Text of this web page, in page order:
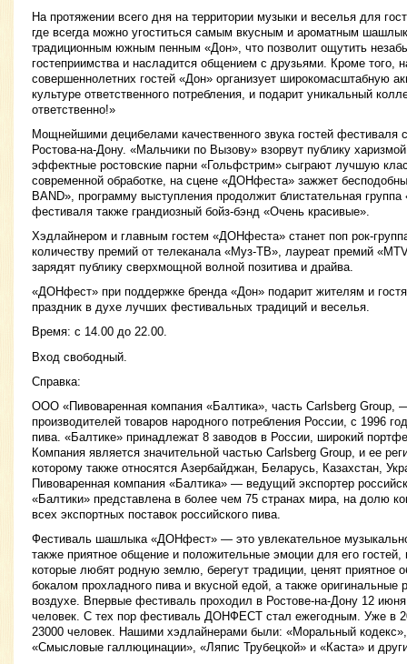
На протяжении всего дня на территории музыки и веселья для
где всегда можно угоститься самым вкусным и ароматным
традиционным южным пенным «Дон», что позволит ощутить
гостеприимства и насладится общением с друзьями. Кроме того,
совершеннолетних гостей «Дон» организует широкомасштабную
культуре ответственного потребления, и подарит уникальный
ответственно!»
Мощнейшими децибелами качественного звука гостей фестиваля
Ростова-на-Дону. «Мальчики по Вызову» взорвут публику
эффектные ростовские парни «Гольфстрим» сыграют лучшую
современной обработке, на сцене «ДОНфеста» зажжет
BAND», программу выступления продолжит блистательная
фестиваля также грандиозный бойз-бэнд «Очень красивые».
Хэдлайнером и главным гостем «ДОНфеста» станет поп рок-
количеству премий от телеканала «Муз-ТВ», лауреат премий
зарядят публику сверхмощной волной позитива и драйва.
«ДОНфест» при поддержке бренда «Дон» подарит жителям и
праздник в духе лучших фестивальных традиций и веселья.
Время: с 14.00 до 22.00.
Вход свободный.
Справка:
ООО «Пивоваренная компания «Балтика», часть Carlsberg Group,
производителей товаров народного потребления России, с 1996
пива. «Балтике» принадлежат 8 заводов в России, широкий
Компания является значительной частью Carlsberg Group, и ее
которому также относятся Азербайджан, Беларусь, Казахстан,
Пивоваренная компания «Балтика» — ведущий экспортер
«Балтики» представлена в более чем 75 странах мира, на долю
всех экспортных поставок российского пива.
Фестиваль шашлыка «ДОНфест» — это увлекательное
также приятное общение и положительные эмоции для его
которые любят родную землю, берегут традиции, ценят приятное
бокалом прохладного пива и вкусной едой, а также оригинальные
воздухе. Впервые фестиваль проходил в Ростове-на-Дону 12
человек. С тех пор фестиваль ДОНФЕСТ стал ежегодным. Уже в
23000 человек. Нашими хэдлайнерами были: «Моральный
«Смысловые галлюцинации», «Ляпис Трубецкой» и «Каста» и